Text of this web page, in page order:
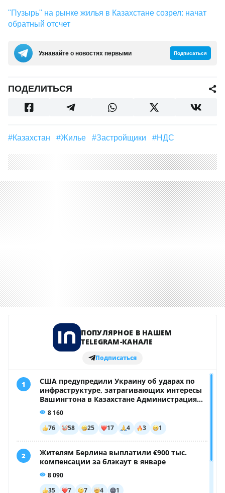
"Пузырь" на рынке жилья в Казахстане созрел: начат
обратный отсчет
Узнавайте о новостях первыми Подписаться
ПОДЕЛИТЬСЯ
#Казахстан #Жилье #застройщики #НДС